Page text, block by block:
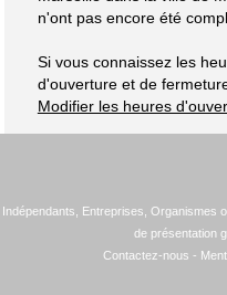
n'ont pas encore été
Si vous connaissez les
d'ouverture et de
Modifier les heures
Indépendants, Entreprises, Organismes
de présentation
Contactez-nous -